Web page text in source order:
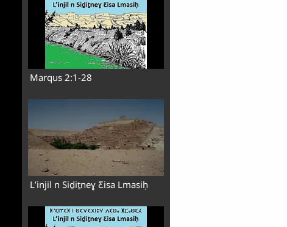
Marqus 2:1-28
Lʼinjil n Siḏiṯneɣ Ƹisa Lmasiḥ